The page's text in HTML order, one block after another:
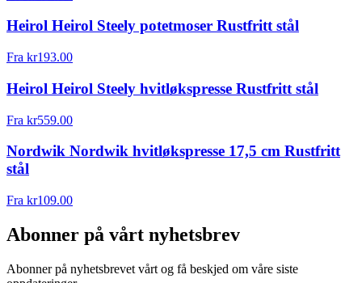
Heirol Heirol Steely potetmoser Rustfritt stål
Fra kr193.00
Heirol Heirol Steely hvitløkspresse Rustfritt stål
Fra kr559.00
Nordwik Nordwik hvitløkspresse 17,5 cm Rustfritt
stål
Fra kr109.00
Abonner på vårt nyhetsbrev
Abonner på nyhetsbrevet vårt og få beskjed om våre siste